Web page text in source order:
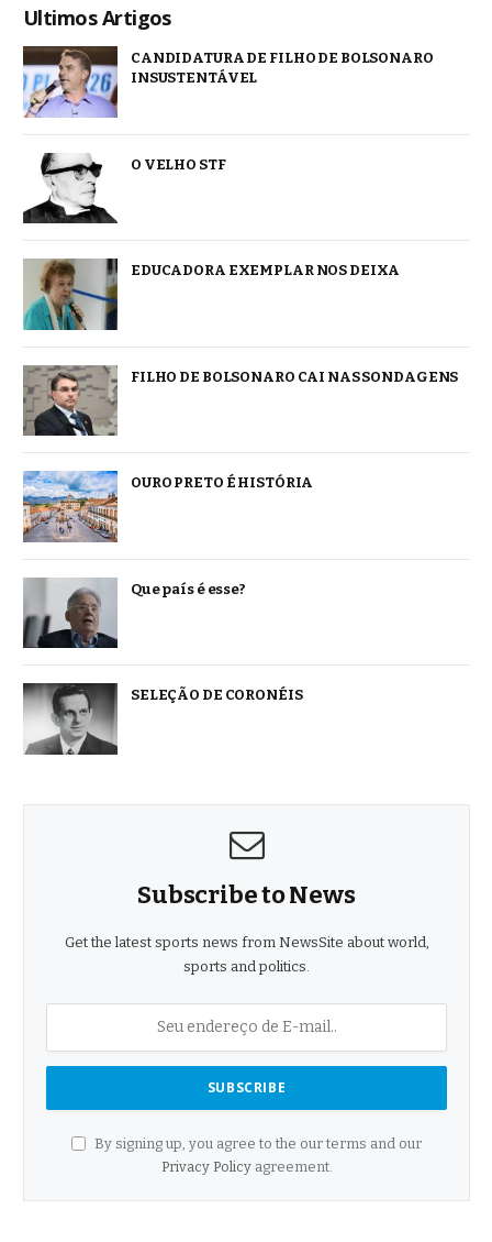
Ultimos Artigos
CANDIDATURA DE FILHO DE BOLSONARO
INSUSTENTÁVEL
O VELHO STF
EDUCADORA EXEMPLAR NOS DEIXA
FILHO DE BOLSONARO CAI NAS SONDAGENS
OURO PRETO É HISTÓRIA
Que país é esse?
SELEÇÃO DE CORONÉIS
Subscribe to News
Get the latest sports news from NewsSite about world,
sports and politics.
By signing up, you agree to the our terms and our
Privacy Policyagreement.